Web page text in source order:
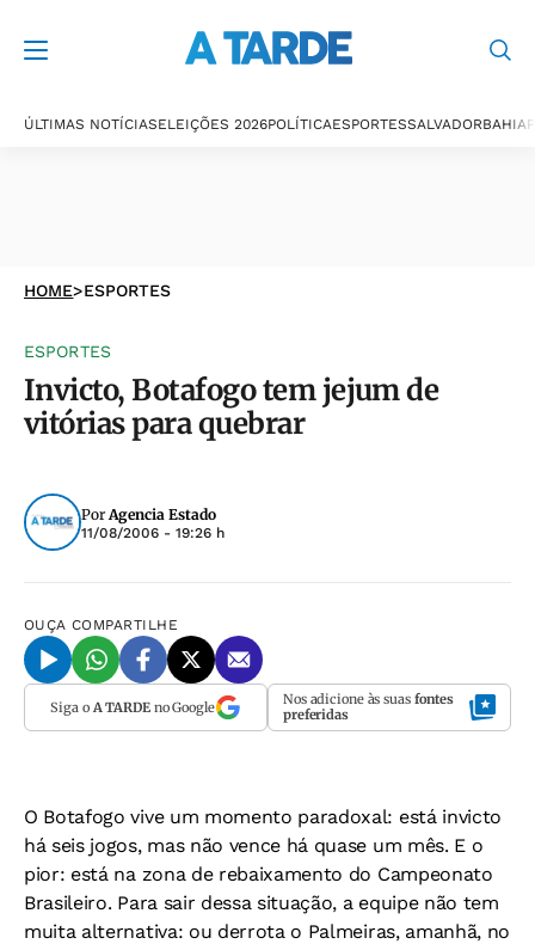
ÚLTIMAS NOTÍCIASELEIÇÕES 2026POLÍTICAESPORTESSALVADORBAHIA
HOME>ESPORTES
ESPORTES
Invicto, Botafogo tem jejum de
vitórias para quebrar
PorAgencia Estado
11/08/2006 - 19:26 h
OUÇA COMPARTILHE
Siga o A TARDEno Google Nos adicione às suas fontes
preferidas
O Botafogo vive um momento paradoxal: está invicto
há seis jogos, mas não vence há quase um mês. E o
pior: está na zona de rebaixamento do Campeonato
Brasileiro. Para sair dessa situação, a equipe não tem
muita alternativa: ou derrota o Palmeiras, amanhã, no